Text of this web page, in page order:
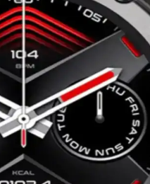
Arada
Dayanıklı, şık ve çok
teknolojik ürünler ideal
Analizi
Trendler ve kullanım